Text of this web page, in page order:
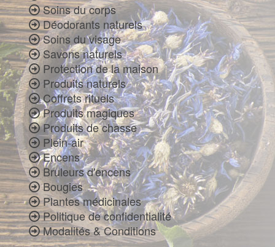
Soins du corps
Déodorants naturels
Soins du visage
Savons naturels
Protection de la maison
Produits naturels
Coffrets rituels
Produits magiques
Produits de chasse
Plein-air
Encens
Bruleurs d'encens
Bougies
Plantes médicinales
Politique de confidentialité
Modalités & Conditions